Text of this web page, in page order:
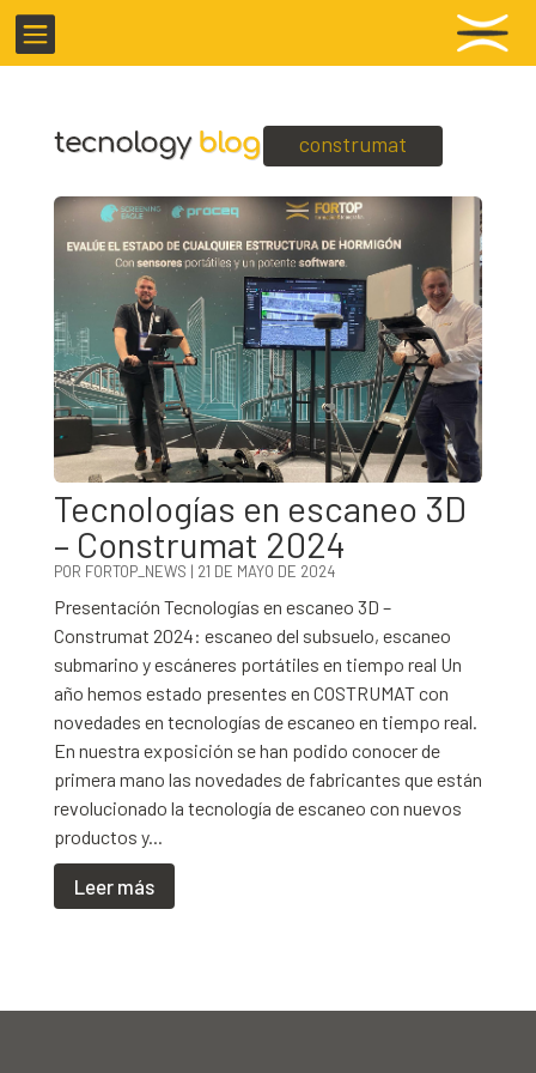

construmat
Tecnologías en escaneo 3D
– Construmat 2024
POR FORTOP_NEWS | 21 DE MAYO DE 2024
Presentacíón Tecnologías en escaneo 3D –
Construmat 2024: escaneo del subsuelo, escaneo
submarino y escáneres portátiles en tiempo real Un
año hemos estado presentes en COSTRUMAT con
novedades en tecnologías de escaneo en tiempo real.
En nuestra exposición se han podido conocer de
primera mano las novedades de fabricantes que están
revolucionado la tecnología de escaneo con nuevos
productos y...
Leer más